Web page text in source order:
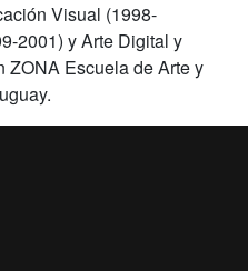
Visual (1998-
2001) y Arte Digital y
ZONA Escuela de Arte y